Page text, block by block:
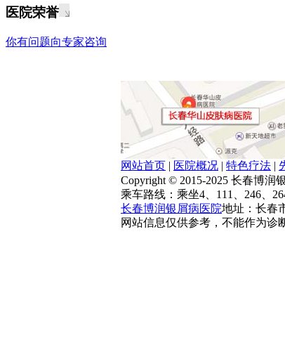
医院荣誉
你有问题向专家咨询
网站首页 | 医院概况 | 特色疗法 |
Copyright © 2015-2025 长春博润
乘车路线：乘坐4、111、246、
长春博润银屑病医院地址：长春
网站信息仅供参考，不能作为诊